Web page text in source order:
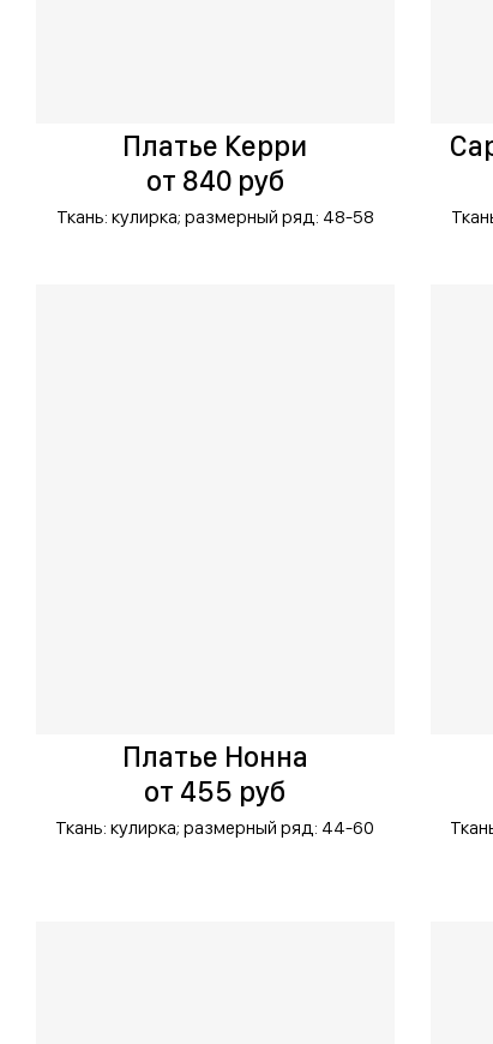
Платье Керри
от 840 руб
Ткань: кулирка; размерный ряд: 48-58
Платье Нонна
от 455 руб
Ткань: кулирка; размерный ряд: 44-60